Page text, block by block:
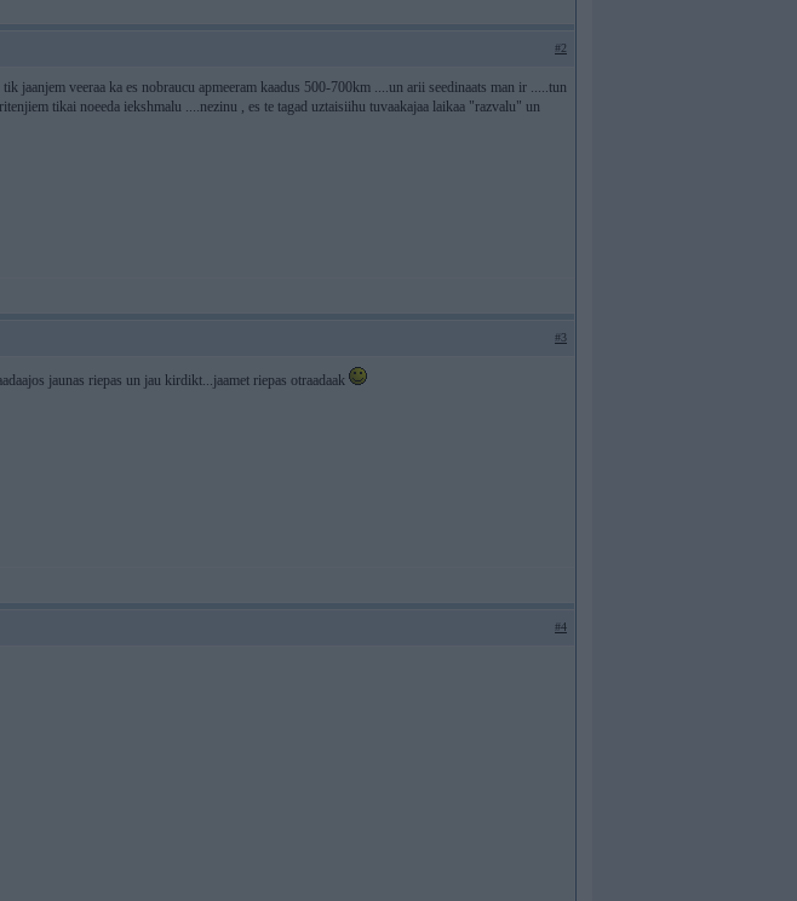
#2
jaanjem veeraa ka es nobraucu apmeeram kaadus 500-700km ....un arii seedinaats man ir .....tun
tikai noeeda iekshmalu ....nezinu , es te tagad uztaisiihu tuvaakajaa laikaa "razvalu" un
#3
jaunas riepas un jau kirdikt...jaamet riepas otraadaak
#4